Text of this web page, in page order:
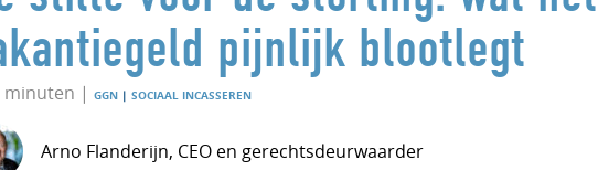
pijnlijk blootlegt
| GGN| SOCIAAL INCASSEREN
Arno Flanderijn, CEO en gerechtsdeurwaarder